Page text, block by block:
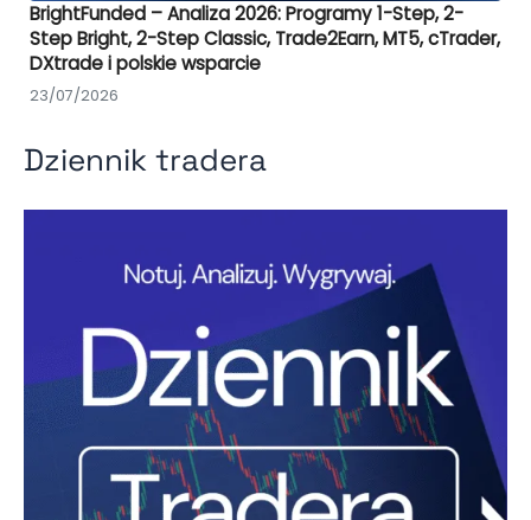
BrightFunded – Analiza 2026: Programy 1-Step, 2-
Step Bright, 2-Step Classic, Trade2Earn, MT5, cTrader,
DXtrade i polskie wsparcie
23/07/2026
Dziennik tradera